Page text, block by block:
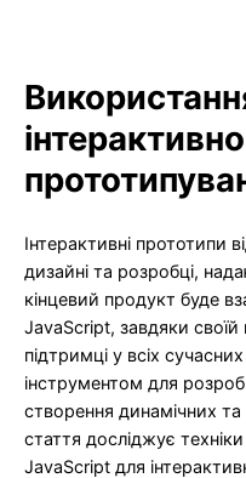
Інтерактивні прототипи
дизайні та розробці,
кінцевий продукт буде
JavaScript, завдяки своїй
підтримці у всіх
інструментом для
створення динамічних
стаття досліджує
JavaScript для